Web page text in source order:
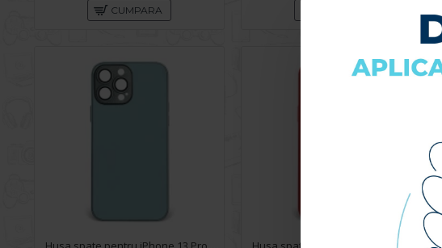
CUMPARA